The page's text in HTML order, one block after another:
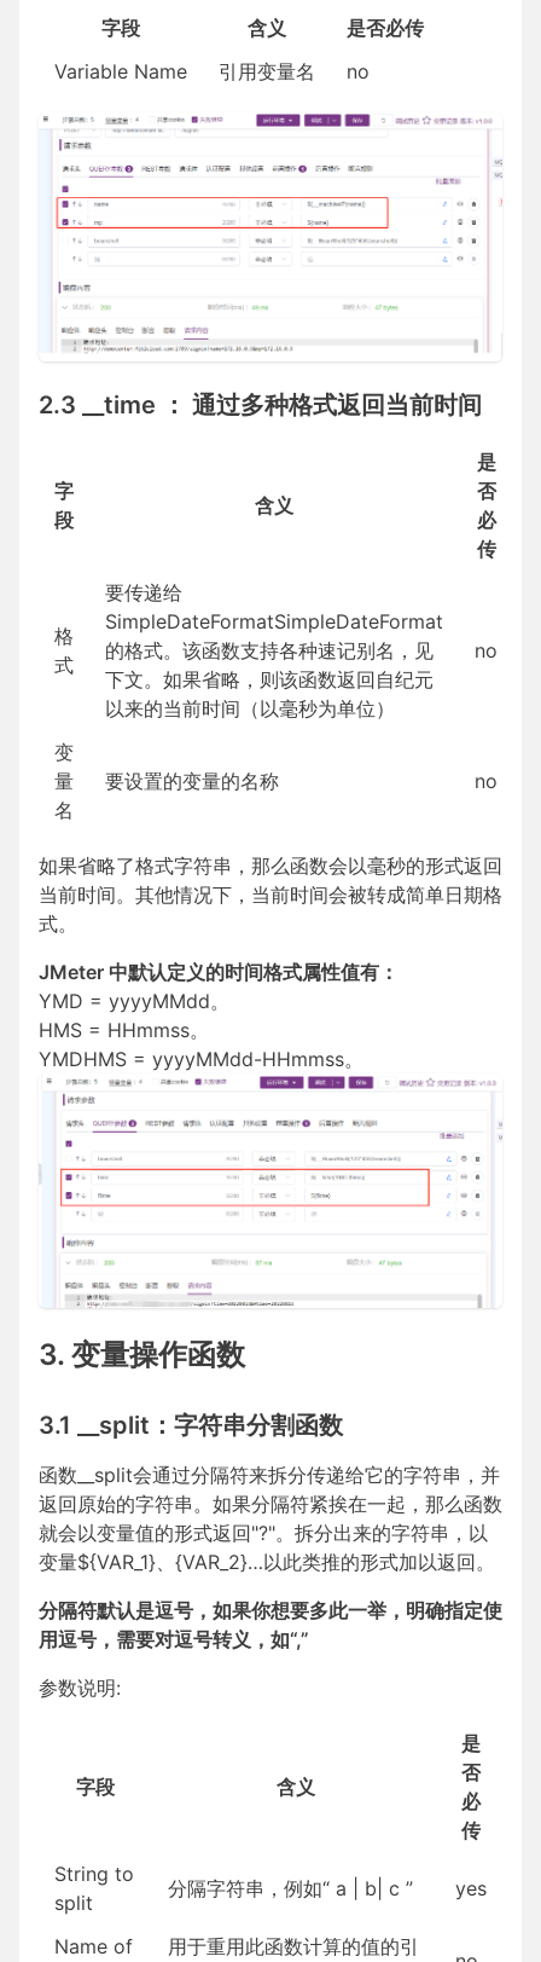
字段 含义
是否必传
Variable Name
引用变量名 no
2.3 __time ： 通过多种格式返回当前时间
字
段
含义
是
否
必
传
格
式
要传递给
SimpleDateFormatSimpleDateFormat
的格式。该函数支持各种速记别名，见
下文。如果省略，则该函数返回自纪元
以来的当前时间（以毫秒为单位）
no
变
量
名
要设置的变量的名称 no
如果省略了格式字符串，那么函数会以毫秒的形式返回
当前时间。其他情况下，当前时间会被转成简单日期格
式。
JMeter 中默认定义的时间格式属性值有：
YMD = yyyyMMdd。
HMS = HHmmss。
YMDHMS = yyyyMMdd-HHmmss。
3. 变量操作函数
3.1 __split：字符串分割函数
函数__split会通过分隔符来拆分传递给它的字符串，并
返回原始的字符串。如果分隔符紧挨在一起，那么函数
就会以变量值的形式返回"?"。拆分出来的字符串，以
变量${VAR_1}、{VAR_2}…以此类推的形式加以返回。
分隔符默认是逗号，如果你想要多此一举，明确指定使
用逗号，需要对逗号转义，如“,”
参数说明:
字段 含义
是
否
必
传
String to
split
分隔字符串，例如“ a | b| c ” yes
Name of 用于重用此函数计算的值的引